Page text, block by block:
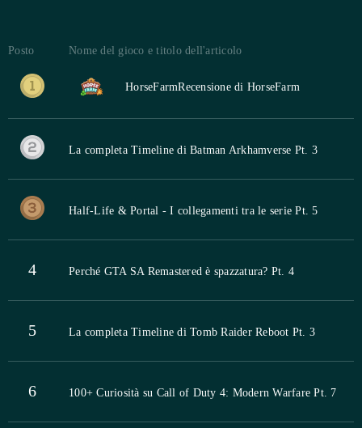
Posto Nome del gioco e titolo dell'articolo
HorseFarmRecensione di HorseFarm
La completa Timeline di Batman Arkhamverse Pt. 3
Half-Life & Portal - I collegamenti tra le serie Pt. 5
4 Perché GTA SA Remastered è spazzatura? Pt. 4
5 La completa Timeline di Tomb Raider Reboot Pt. 3
6 100+ Curiosità su Call of Duty 4: Modern Warfare Pt. 7